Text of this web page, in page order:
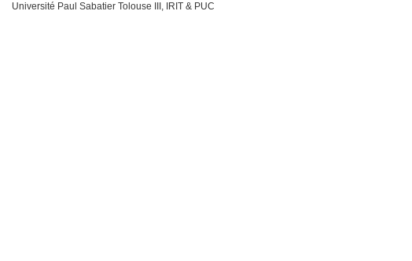
Université Paul Sabatier Tolouse III, IRIT & PUC